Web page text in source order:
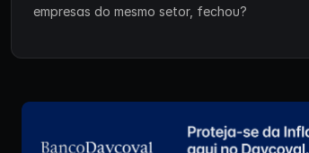
empresas do mesmo setor, fechou?